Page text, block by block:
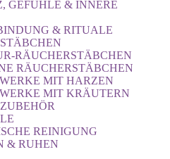
GEFÜHLE & INNERE
& RITUALE
RÄUCHERSTÄBCHEN
RÄUCHERSTÄBCHEN
MIT HARZEN
MIT KRÄUTERN
REINIGUNG
& RUHEN